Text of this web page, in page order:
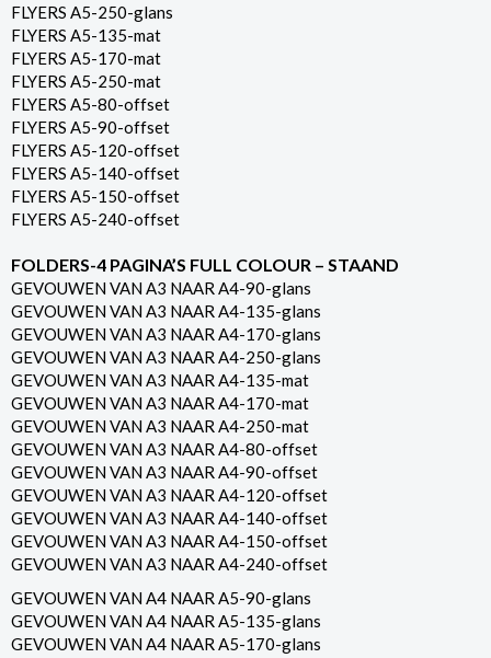
FLYERS A5-250-glans
FLYERS A5-135-mat
FLYERS A5-170-mat
FLYERS A5-250-mat
FLYERS A5-80-offset
FLYERS A5-90-offset
FLYERS A5-120-offset
FLYERS A5-140-offset
FLYERS A5-150-offset
FLYERS A5-240-offset
FOLDERS-4 PAGINA’S FULL COLOUR – STAAND
GEVOUWEN VAN A3 NAAR A4-90-glans
GEVOUWEN VAN A3 NAAR A4-135-glans
GEVOUWEN VAN A3 NAAR A4-170-glans
GEVOUWEN VAN A3 NAAR A4-250-glans
GEVOUWEN VAN A3 NAAR A4-135-mat
GEVOUWEN VAN A3 NAAR A4-170-mat
GEVOUWEN VAN A3 NAAR A4-250-mat
GEVOUWEN VAN A3 NAAR A4-80-offset
GEVOUWEN VAN A3 NAAR A4-90-offset
GEVOUWEN VAN A3 NAAR A4-120-offset
GEVOUWEN VAN A3 NAAR A4-140-offset
GEVOUWEN VAN A3 NAAR A4-150-offset
GEVOUWEN VAN A3 NAAR A4-240-offset
GEVOUWEN VAN A4 NAAR A5-90-glans
GEVOUWEN VAN A4 NAAR A5-135-glans
GEVOUWEN VAN A4 NAAR A5-170-glans